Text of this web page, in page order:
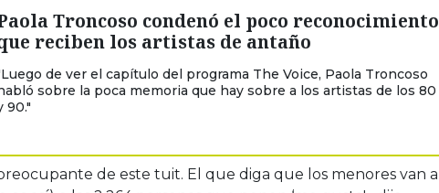
Troncoso condenó el poco reconocimiento
reciben los artistas de antaño
de ver el capítulo del programa The Voice, Paola Troncoso
sobre la poca memoria que hay sobre a los artistas de los 80
90."
de este tuit. El que diga que los menores van a